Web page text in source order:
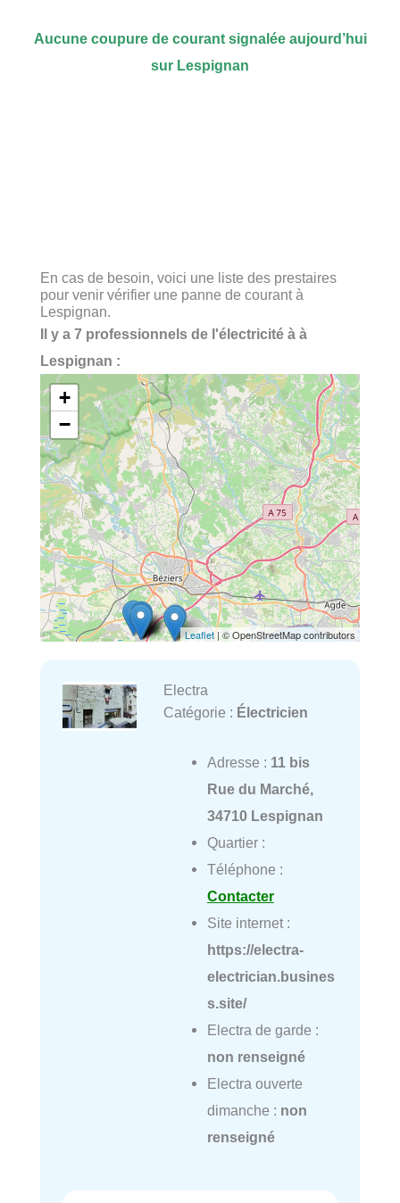
Aucune coupure de courant signalée aujourd’hui
sur Lespignan
En cas de besoin, voici une liste des prestaires
pour venir vérifier une panne de courant à
Lespignan.
Il y a 7 professionnels de l'électricité à à
Lespignan :
+
−
Leaflet| © OpenStreetMap contributors
Electra
Catégorie : Électricien
Adresse : 11 bis
Rue du Marché,
34710 Lespignan
Quartier :
Téléphone :
Contacter
Site internet :
https://electra-
electrician.busines
s.site/
Electra de garde :
non renseigné
Electra ouverte
dimanche : non
renseigné